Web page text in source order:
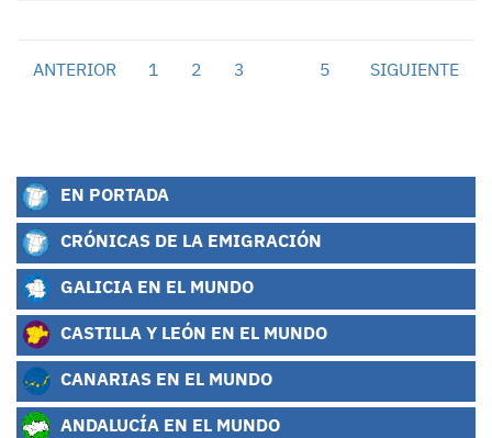
ANTERIOR 1 2 3 5 SIGUIENTE
EN PORTADA
CRÓNICAS DE LA EMIGRACIÓN
GALICIA EN EL MUNDO
CASTILLA Y LEÓN EN EL MUNDO
CANARIAS EN EL MUNDO
ANDALUCÍA EN EL MUNDO